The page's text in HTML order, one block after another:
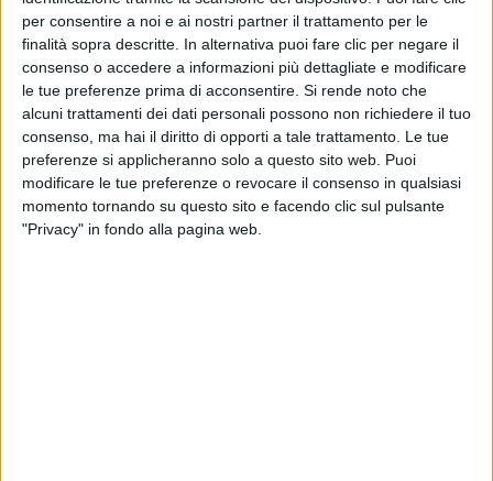
per consentire a noi e ai nostri partner il trattamento per le
finalità sopra descritte. In alternativa puoi fare clic per negare il
consenso o accedere a informazioni più dettagliate e modificare
le tue preferenze prima di acconsentire. Si rende noto che
alcuni trattamenti dei dati personali possono non richiedere il tuo
consenso, ma hai il diritto di opporti a tale trattamento. Le tue
preferenze si applicheranno solo a questo sito web. Puoi
modificare le tue preferenze o revocare il consenso in qualsiasi
momento tornando su questo sito e facendo clic sul pulsante
"Privacy" in fondo alla pagina web.
LA FIGC PRESENTA IL NUOVO LOGO